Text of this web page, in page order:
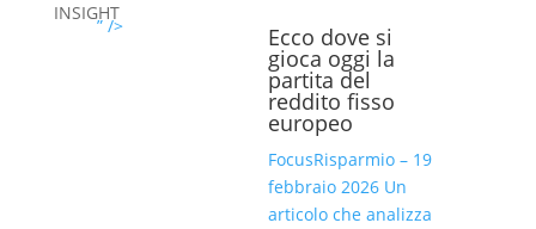
INSIGHT
” /> Ecco dove si
gioca oggi la
partita del
reddito fisso
europeo
FocusRisparmio – 19
febbraio 2026 Un
articolo che analizza